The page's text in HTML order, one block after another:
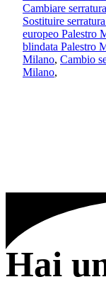
Cambiare
Sostituire
europeo Palestro
blindata Palestro
Milano, Cambio
Milano,
Hai